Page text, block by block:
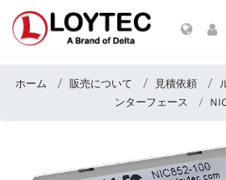
ホーム 販売について 見積依頼
ンターフェース